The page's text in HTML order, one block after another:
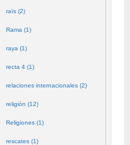
raïs (2)
Rama (1)
raya (1)
recta 4 (1)
relaciones internacionales (2)
religión (12)
Religiones (1)
rescates (1)